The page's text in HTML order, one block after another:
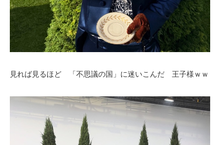
見れば見るほど 「不思議の国」に迷いこんだ 王子様ｗｗ